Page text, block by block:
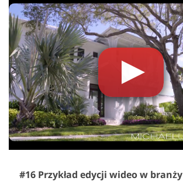
#16 Przykład edycji wideo w branży